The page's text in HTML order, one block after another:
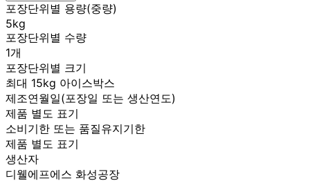
포장단위별 용량(중량)
5kg
포장단위별 수량
1개
포장단위별 크기
최대 15kg 아이스박스
제조연월일(포장일 또는 생산연도)
제품 별도 표기
소비기한 또는 품질유지기한
제품 별도 표기
생산자
디웰에프에스 화성공장